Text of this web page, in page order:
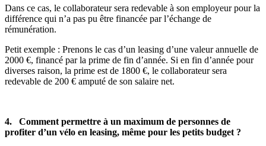
Dans ce cas, le collaborateur sera redevable à son employeur pour la
différence qui n’a pas pu être financée par l’échange de
rémunération.
Petit exemple : Prenons le cas d’un leasing d’une valeur annuelle de
2000 €, financé par la prime de fin d’année. Si en fin d’année pour
diverses raison, la prime est de 1800 €, le collaborateur sera
redevable de 200 € amputé de son salaire net.
4. Comment permettre à un maximum de personnes de
profiter d’un vélo en leasing, même pour les petits budget ?